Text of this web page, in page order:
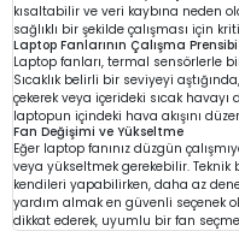
kısaltabilir ve veri kaybına neden
sağlıklı bir şekilde çalışması için
Laptop Fanlarının Çalışma Prensibi
Laptop fanları, termal sensörlerle
Sıcaklık belirli bir seviyeyi
çekerek veya içerideki sıcak havayı
laptopun içindeki hava akışını
Fan Değişimi ve Yükseltme
Eğer laptop fanınız düzgün
veya yükseltmek gerekebilir.
kendileri yapabilirken, daha az
yardım almak en güvenli seçenek
dikkat ederek, uyumlu bir fan